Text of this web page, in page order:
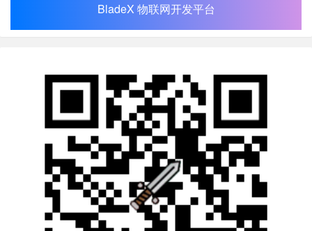
BladeX 物联网开发平台